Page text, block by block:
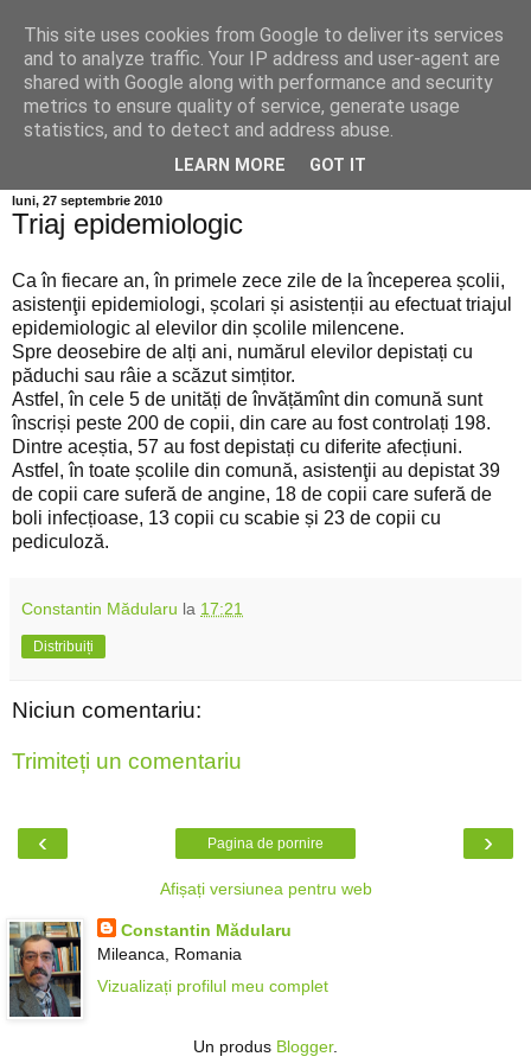
Info MILEANCA
BINE AȚI VENIT! *Jurnal online de informație și opinie;
Duminică 09 August, 2026
luni, 27 septembrie 2010
Triaj epidemiologic
Ca în fiecare an, în primele zece zile de la începerea școlii,
asistenţii epidemiologi, școlari și asistenții au efectuat triajul
epidemiologic al elevilor din școlile milencene.
Spre deosebire de alți ani, numărul elevilor depistați cu
păduchi sau râie a scăzut simțitor.
Astfel, în cele 5 de unități de învățămînt din comună sunt
înscriși peste 200 de copii, din care au fost controlați 198.
Dintre aceștia, 57 au fost depistați cu diferite afecțiuni.
Astfel, în toate școlile din comună, asistenţii au depistat 39
de copii care suferă de angine, 18 de copii care suferă de
boli infecțioase, 13 copii cu scabie și 23 de copii cu
pediculoză.
Constantin Mădularu la 17:21
Distribuiți
Niciun comentariu:
Trimiteți un comentariu
‹ ›
Pagina de pornire
Afișați versiunea pentru web
Constantin Mădularu
Mileanca, Romania
Vizualizați profilul meu complet
Un produs Blogger.
This site uses cookies from Google to deliver its services
and to analyze traffic. Your IP address and user-agent are
shared with Google along with performance and security
metrics to ensure quality of service, generate usage
statistics, and to detect and address abuse.
LEARN MORE GOT IT